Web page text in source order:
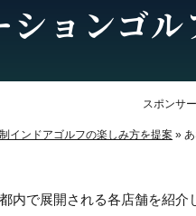
ションゴ
スポンサ
インドアゴルフの楽しみ方を提案 »
内で展開される各店舗を紹介